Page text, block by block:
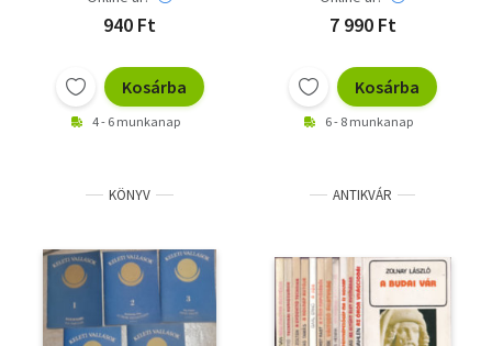
Mátéfy Györk
Csaba György Gábor
Peter Kirchberg
Zsoldos Benő
Probáld Ferenc
940 Ft
Kosárba
4 - 6 munkanap
7 990 Ft
Kosárba
6 - 8 munkanap
KÖNYV ANTIKVÁR